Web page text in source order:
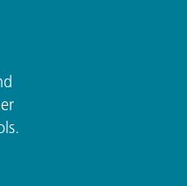
Maler- und Bautenlacke
und Gasindustrie